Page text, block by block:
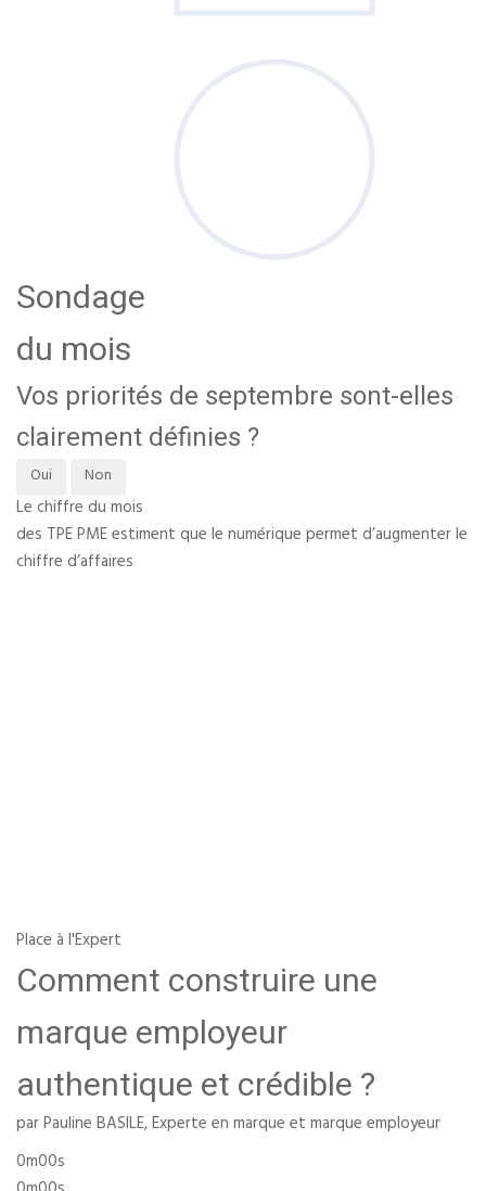
Sondage
du mois
Vos priorités de septembre sont-elles
clairement définies ?
Oui Non
Le chiffre du mois
des TPE PME estiment que le numérique permet d’augmenter le
chiffre d’affaires
Place à l'Expert
Comment construire une
marque employeur
authentique et crédible ?
par Pauline BASILE, Experte en marque et marque employeur
0m00s